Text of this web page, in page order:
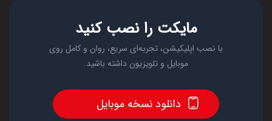
مایکت را نصب کنید
با نصب اپلیکیشن، تجربه‌ای سریع، روان و کامل روی
موبایل و تلویزیون داشته باشید.
دانلود نسخه موبایل